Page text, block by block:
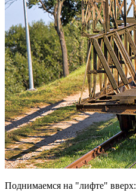
Поднимаемся на "лифте" вверх: